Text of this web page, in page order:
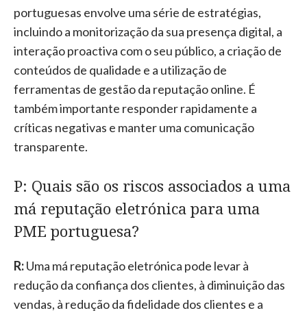
portuguesas envolve uma série de estratégias,
incluindo a monitorização da sua presença digital, a
interação proactiva com o seu público, a criação de
conteúdos de qualidade e a utilização de
ferramentas de gestão da reputação online. É
também importante responder rapidamente a
críticas negativas e manter uma comunicação
transparente.
P: Quais são os riscos associados a uma
má reputação eletrónica para uma
PME portuguesa?
R:Uma má reputação eletrónica pode levar à
redução da confiança dos clientes, à diminuição das
vendas, à redução da fidelidade dos clientes e a